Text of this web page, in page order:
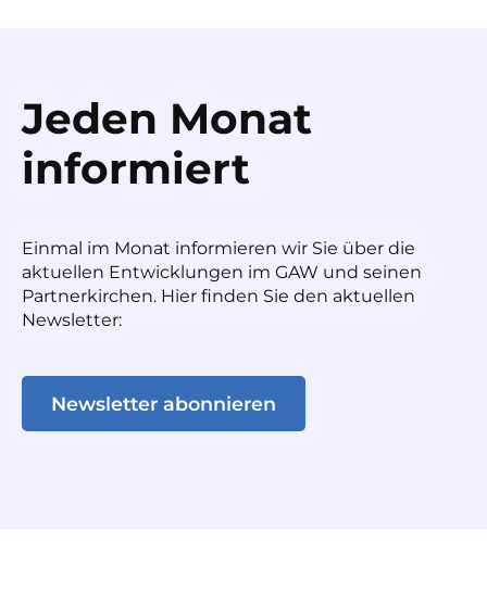
Jeden Monat
informiert
Einmal im Monat informieren wir Sie über die
aktuellen Entwicklungen im GAW und seinen
Partnerkirchen. Hier finden Sie den aktuellen
Newsletter:
Newsletter abonnieren